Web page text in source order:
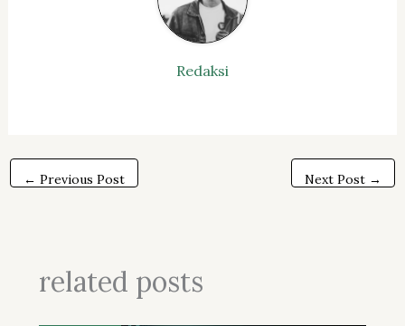
Redaksi
← Previous Post Next Post →
related posts